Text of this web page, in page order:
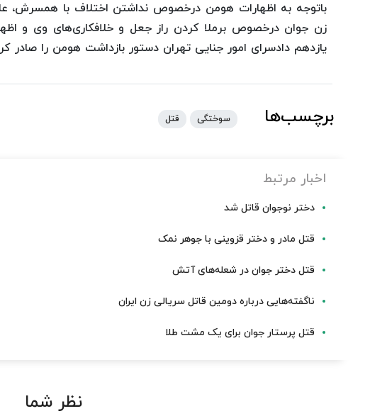
باتوجه به اظهارات هومن درخصوص نداشتن اختلاف با همسرش،
زن جوان درخصوص برملا کردن راز جعل و خلافکاری‌های وی و
یازدهم دادسرای امور جنایی تهران دستور بازداشت هومن را صادر
برچسب‌ها سوختگی قتل
اخبار مرتبط
دختر نوجوان قاتل شد
قتل مادر و دختر قزوینی با جوهر نمک
قتل دختر جوان در شعله‌های آتش
ناگفته‌هایی درباره دومین قاتل سریالی زن ایران
قتل پرستار جوان برای یک مشت طلا
نظر شما